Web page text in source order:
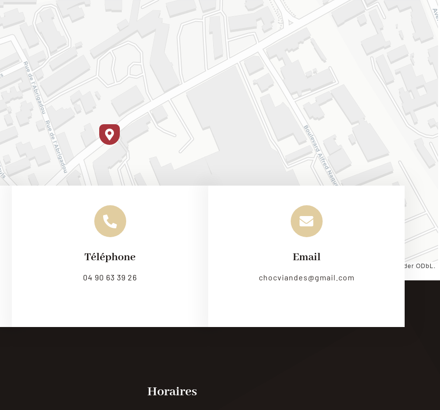
, under ODbL.
Téléphone
04 90 63 39 26
Email
chocviandes@gmail.com
Horaires